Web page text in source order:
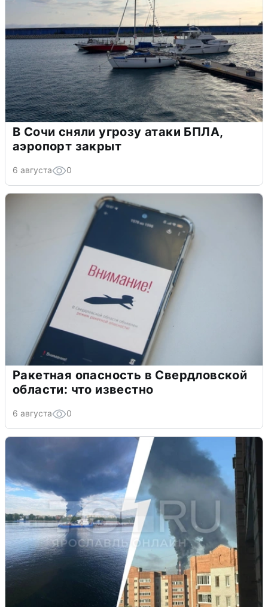
В Сочи сняли угрозу атаки БПЛА,
аэропорт закрыт
6 августа 0
Ракетная опасность в Свердловской
области: что известно
6 августа 0